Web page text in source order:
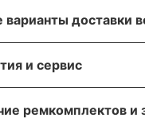
заявку через
детали.
более
варианты доставки
доставка
грузы
вашего
и сервис
ремкомплектов и